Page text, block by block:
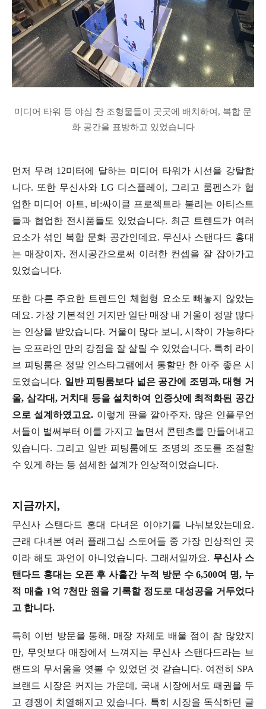
미디어 타워 등 야심 찬 조형물들이 곳곳에 배치하여, 복합 문
화 공간을 표방하고 있었습니다
먼저 무려 12미터에 달하는 미디어 타워가 시선을 강탈합
니다. 또한 무신사와 LG 디스플레이, 그리고 룸펜스가 협
업한 미디어 아트, 비:싸이클 프로젝트라 불리는 아티스트
들과 협업한 전시품들도 있었습니다. 최근 트렌드가 여러
요소가 섞인 복합 문화 공간인데요. 무신사 스탠다드 홍대
는 매장이자, 전시공간으로써 이러한 컨셉을 잘 잡아가고
있었습니다.
또한 다른 주요한 트렌드인 체험형 요소도 빼놓지 않았는
데요. 가장 기본적인 거지만 일단 매장 내 거울이 정말 많다
는 인상을 받았습니다. 거울이 많다 보니, 시착이 가능하다
는 오프라인 만의 강점을 잘 살릴 수 있었습니다. 특히 라이
브 피팅룸은 정말 인스타그램에서 통할만 한 아주 좋은 시
도였습니다. 일반 피팅룸보다 넓은 공간에 조명과, 대형 거
울, 삼각대, 거치대 등을 설치하여 인증샷에 최적화된 공간
으로 설계하였고요. 이렇게 판을 깔아주자, 많은 인플루언
서들이 벌써부터 이를 가지고 놀면서 콘텐츠를 만들어내고
있습니다. 그리고 일반 피팅룸에도 조명의 조도를 조절할
수 있게 하는 등 섬세한 설계가 인상적이었습니다.
지금까지,
무신사 스탠다드 홍대 다녀온 이야기를 나눠보았는데요.
근래 다녀본 여러 플래그십 스토어들 중 가장 인상적인 곳
이라 해도 과언이 아니었습니다. 그래서일까요. 무신사 스
탠다드 홍대는 오픈 후 사흘간 누적 방문 수 6,500여 명, 누
적 매출 1억 7천만 원을 기록할 정도로 대성공을 거두었다
고 합니다.
특히 이번 방문을 통해, 매장 자체도 배울 점이 참 많았지
만, 무엇보다 매장에서 느껴지는 무신사 스탠다드라는 브
랜드의 무서움을 엿볼 수 있었던 것 같습니다. 여전히 SPA
브랜드 시장은 커지는 가운데, 국내 시장에서도 패권을 두
고 경쟁이 치열해지고 있습니다. 특히 시장을 독식하던 글